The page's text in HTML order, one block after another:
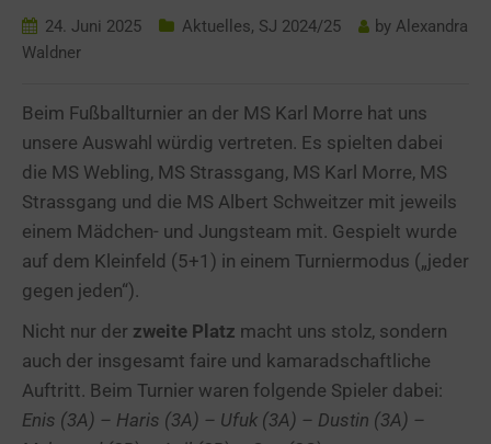
24. Juni 2025 Aktuelles, SJ 2024/25 by Alexandra
Waldner
Beim Fußballturnier an der MS Karl Morre hat uns
unsere Auswahl würdig vertreten. Es spielten dabei
die MS Webling, MS Strassgang, MS Karl Morre, MS
Strassgang und die MS Albert Schweitzer mit jeweils
einem Mädchen- und Jungsteam mit. Gespielt wurde
auf dem Kleinfeld (5+1) in einem Turniermodus („jeder
gegen jeden“).
Nicht nur der zweite Platz macht uns stolz, sondern
auch der insgesamt faire und kamaradschaftliche
Auftritt. Beim Turnier waren folgende Spieler dabei:
Enis (3A) – Haris (3A) – Ufuk (3A) – Dustin (3A) –